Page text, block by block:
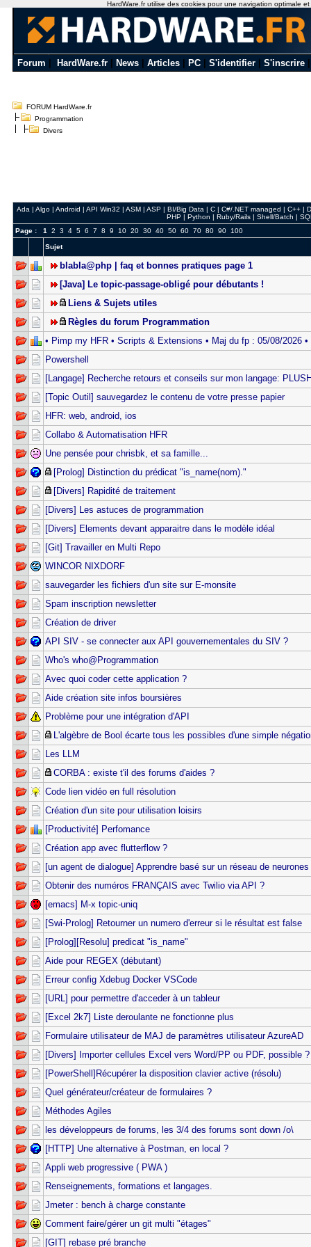
Forum HardWare.fr News Articles PC S'identifier S'inscrire
FORUM HardWare.fr
Programmation
Divers
Ada |Algo |Android |API Win32 |ASM |ASP |BI/Big Data|C |C#/.NET managed |C++ |
PHP |Python |Ruby/Rails |Shell/Batch |
Page :
1 2 3 4 5 6 7 8 9 10 20 30 40 50 60 70 80 90 100
Sujet
blabla@php | faq et bonnes pratiques page 1
[Java] Le topic-passage-obligé pour débutants !
Liens & Sujets utiles
Règles du forum Programmation
• Pimp my HFR • Scripts & Extensions • Maj du fp : 05/08/2026 •
Powershell
[Langage] Recherche retours et conseils sur mon langage:
[Topic Outil] sauvegardez le contenu de votre presse papier
HFR: web, android, ios
Collabo & Automatisation HFR
Une pensée pour chrisbk, et sa famille...
[Prolog] Distinction du prédicat "is_name(nom)."
[Divers] Rapidité de traitement
[Divers] Les astuces de programmation
[Divers] Elements devant apparaitre dans le modèle idéal
[Git] Travailler en Multi Repo
WINCOR NIXDORF
sauvegarder les fichiers d'un site sur E-monsite
Spam inscription newsletter
Création de driver
API SIV - se connecter aux API gouvernementales du SIV ?
Who's who@Programmation
Avec quoi coder cette application ?
Aide création site infos boursières
Problème pour une intégration d'API
L'algèbre de Bool écarte tous les possibles d'une simple
Les LLM
CORBA : existe t'il des forums d'aides ?
Code lien vidéo en full résolution
Création d'un site pour utilisation loisirs
[Productivité] Perfomance
Création app avec flutterflow ?
[un agent de dialogue] Apprendre basé sur un réseau de neurones
Obtenir des numéros FRANÇAIS avec Twilio via API ?
[emacs] M-x topic-uniq
[Swi-Prolog] Retourner un numero d'erreur si le résultat est false
[Prolog][Resolu] predicat "is_name"
Aide pour REGEX (débutant)
Erreur config Xdebug Docker VSCode
[URL] pour permettre d'acceder à un tableur
[Excel 2k7] Liste deroulante ne fonctionne plus
Formulaire utilisateur de MAJ de paramètres utilisateur AzureAD
[Divers] Importer cellules Excel vers Word/PP ou PDF, possible ?
[PowerShell]Récupérer la disposition clavier active (résolu)
Quel générateur/créateur de formulaires ?
Méthodes Agiles
les développeurs de forums, les 3/4 des forums sont down /o\
[HTTP] Une alternative à Postman, en local ?
Appli web progressive ( PWA )
Renseignements, formations et langages.
Jmeter : bench à charge constante
Comment faire/gérer un git multi "étages"
[GIT] rebase pré branche
HardWare.fr utilise des cookies pour une navigation optimale